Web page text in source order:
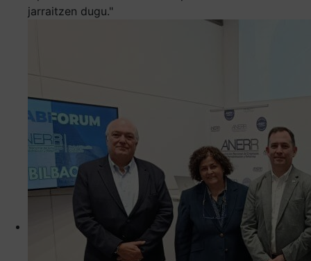
jarraitzen dugu."